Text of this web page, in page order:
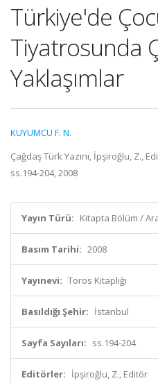
Türkiye'de
Tiyatrosunda
Yaklaşımlar
KUYUMCU F. N.
Çağdaş Türk Yazını, İpşiroğlu, Z.,
ss.194-204, 2008
Yayın Türü: Kitapta Bölüm /
Basım Tarihi: 2008
Yayınevi: Toros Kitaplığı
Basıldığı Şehir: İstanbul
Sayfa Sayıları: ss.194-204
Editörler: İpşiroğlu, Z., Editör